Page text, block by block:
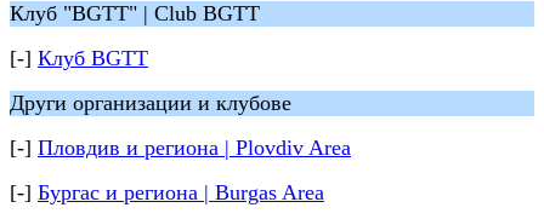
Клуб "BGTT" | Club BGTT
[-] Клуб BGTT
Други организации и клубове
[-] Пловдив и региона | Plovdiv Area
[-] Бургас и региона | Burgas Area